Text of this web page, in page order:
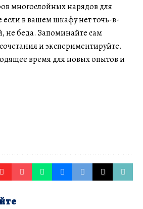
многослойных нарядов для
если в вашем шкафу нет точь-в-
не беда. Запоминайте сам
и экспериментируйте.
время для новых опытов и